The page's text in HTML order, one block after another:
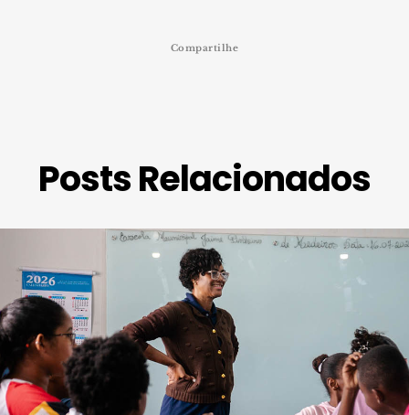
Compartilhe
Posts Relacionados